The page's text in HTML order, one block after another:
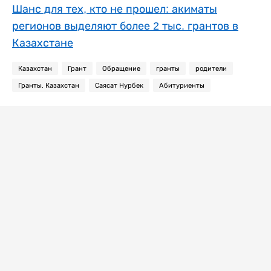
Шанс для тех, кто не прошел: акиматы
регионов выделяют более 2 тыс. грантов в
Казахстане
Казахстан Грант Обращение гранты родители
Гранты. Казахстан Саясат Нурбек Абитуриенты